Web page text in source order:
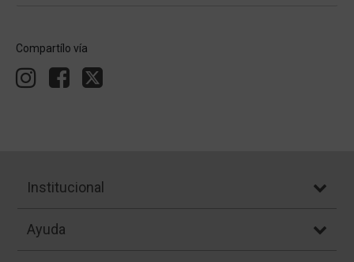
Compartílo vía
Institucional
Ayuda